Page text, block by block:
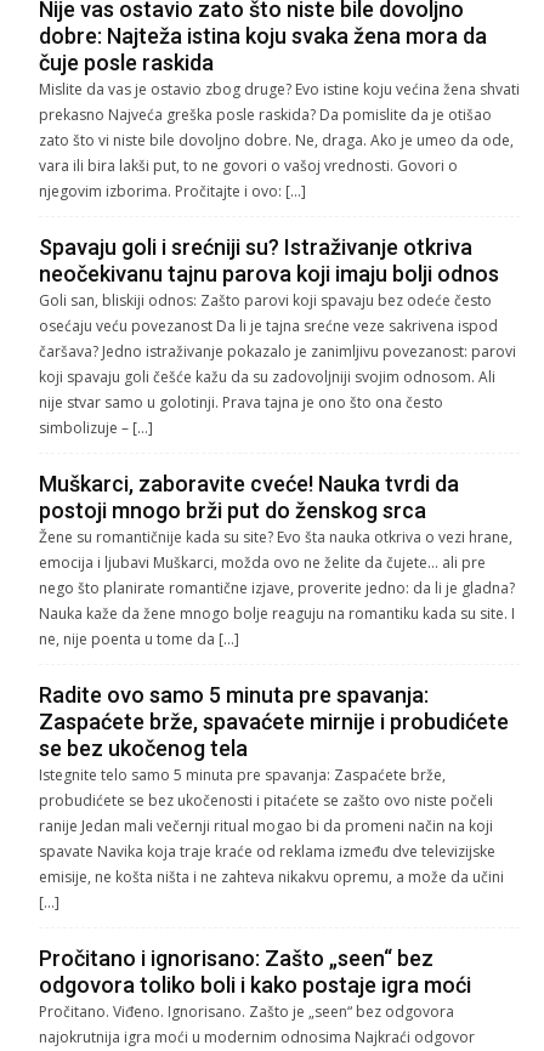
Nije vas ostavio zato što niste bile dovoljno
dobre: Najteža istina koju svaka žena mora da
čuje posle raskida
Mislite da vas je ostavio zbog druge? Evo istine koju većina žena shvati
prekasno Najveća greška posle raskida? Da pomislite da je otišao
zato što vi niste bile dovoljno dobre. Ne, draga. Ako je umeo da ode,
vara ili bira lakši put, to ne govori o vašoj vrednosti. Govori o
njegovim izborima. Pročitajte i ovo: […]
Spavaju goli i srećniji su? Istraživanje otkriva
neočekivanu tajnu parova koji imaju bolji odnos
Goli san, bliskiji odnos: Zašto parovi koji spavaju bez odeće često
osećaju veću povezanost Da li je tajna srećne veze sakrivena ispod
čaršava? Jedno istraživanje pokazalo je zanimljivu povezanost: parovi
koji spavaju goli češće kažu da su zadovoljniji svojim odnosom. Ali
nije stvar samo u golotinji. Prava tajna je ono što ona često
simbolizuje – […]
Muškarci, zaboravite cveće! Nauka tvrdi da
postoji mnogo brži put do ženskog srca
Žene su romantičnije kada su site? Evo šta nauka otkriva o vezi hrane,
emocija i ljubavi Muškarci, možda ovo ne želite da čujete… ali pre
nego što planirate romantične izjave, proverite jedno: da li je gladna?
Nauka kaže da žene mnogo bolje reaguju na romantiku kada su site. I
ne, nije poenta u tome da […]
Radite ovo samo 5 minuta pre spavanja:
Zaspaćete brže, spavaćete mirnije i probudićete
se bez ukočenog tela
Istegnite telo samo 5 minuta pre spavanja: Zaspaćete brže,
probudićete se bez ukočenosti i pitaćete se zašto ovo niste počeli
ranije Jedan mali večernji ritual mogao bi da promeni način na koji
spavate Navika koja traje kraće od reklama između dve televizijske
emisije, ne košta ništa i ne zahteva nikakvu opremu, a može da učini
[…]
Pročitano i ignorisano: Zašto „seen“ bez
odgovora toliko boli i kako postaje igra moći
Pročitano. Viđeno. Ignorisano. Zašto je „seen“ bez odgovora
najokrutnija igra moći u modernim odnosima Najkraći odgovor